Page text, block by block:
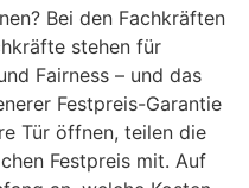
Bei den Fachkräften
stehen für
Fairness – und das
Festpreis-Garantie
Tür öffnen, teilen die
Festpreis mit. Auf